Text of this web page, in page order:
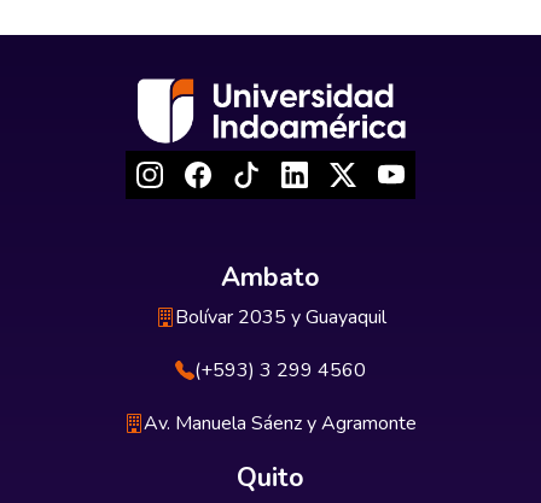
Ambato
Bolívar 2035 y Guayaquil
(+593) 3 299 4560
Av. Manuela Sáenz y Agramonte
Quito